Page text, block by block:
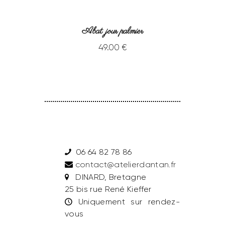
Abat jour palmier
49.00 €
06 64 82 78 86
contact@atelierdantan.fr
DINARD, Bretagne
25 bis rue René Kieffer
Uniquement sur rendez-
vous